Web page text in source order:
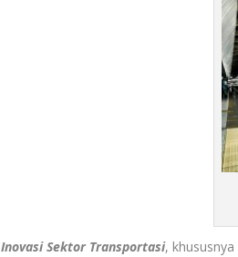
Inovasi Sektor Transportasi,